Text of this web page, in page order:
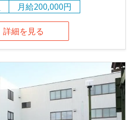
月給200,000円
詳細を見る